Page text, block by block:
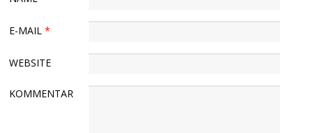
E-MAIL*
WEBSITE
KOMMENTAR